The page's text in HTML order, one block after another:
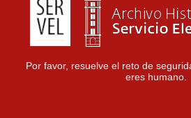
Por favor, resuelve el reto de
eres humano.